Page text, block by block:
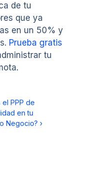
de tu
que ya
en un 50% y
Prueba gratis
tu
el PPP de
en tu
Negocio? ›